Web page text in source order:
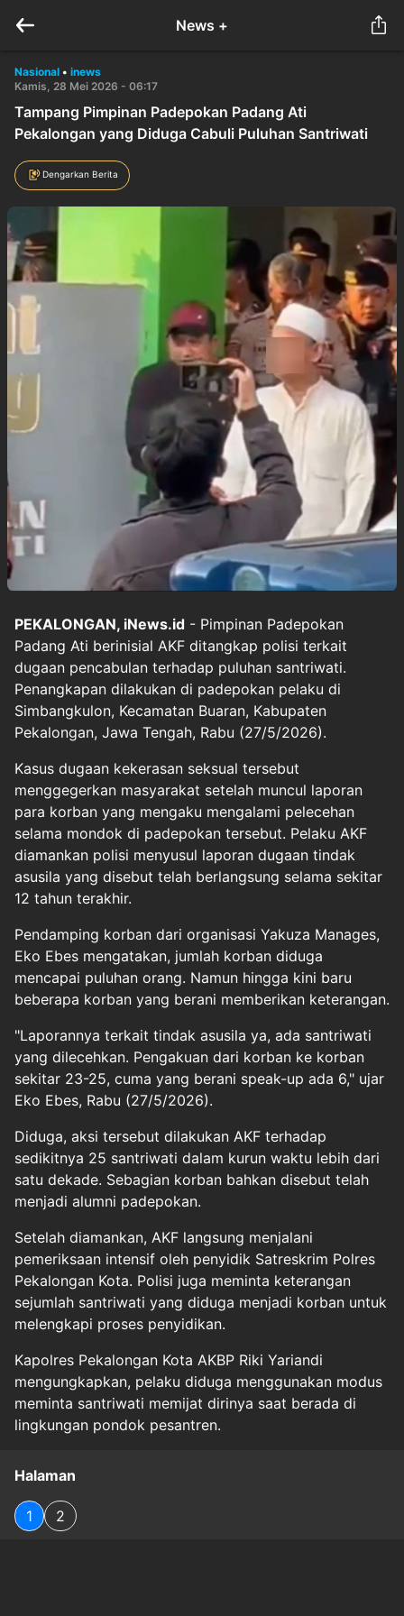
News +
Nasional • inews
Kamis, 28 Mei 2026 - 06:17
Tampang Pimpinan Padepokan Padang Ati
Pekalongan yang Diduga Cabuli Puluhan Santriwati
Dengarkan Berita
PEKALONGAN, iNews.id - Pimpinan Padepokan
Padang Ati berinisial AKF ditangkap polisi terkait
dugaan pencabulan terhadap puluhan santriwati.
Penangkapan dilakukan di padepokan pelaku di
Simbangkulon, Kecamatan Buaran, Kabupaten
Pekalongan, Jawa Tengah, Rabu (27/5/2026).
Kasus dugaan kekerasan seksual tersebut
menggegerkan masyarakat setelah muncul laporan
para korban yang mengaku mengalami pelecehan
selama mondok di padepokan tersebut. Pelaku AKF
diamankan polisi menyusul laporan dugaan tindak
asusila yang disebut telah berlangsung selama sekitar
12 tahun terakhir.
Pendamping korban dari organisasi Yakuza Manages,
Eko Ebes mengatakan, jumlah korban diduga
mencapai puluhan orang. Namun hingga kini baru
beberapa korban yang berani memberikan keterangan.
"Laporannya terkait tindak asusila ya, ada santriwati
yang dilecehkan. Pengakuan dari korban ke korban
sekitar 23-25, cuma yang berani speak-up ada 6," ujar
Eko Ebes, Rabu (27/5/2026).
Diduga, aksi tersebut dilakukan AKF terhadap
sedikitnya 25 santriwati dalam kurun waktu lebih dari
satu dekade. Sebagian korban bahkan disebut telah
menjadi alumni padepokan.
Setelah diamankan, AKF langsung menjalani
pemeriksaan intensif oleh penyidik Satreskrim Polres
Pekalongan Kota. Polisi juga meminta keterangan
sejumlah santriwati yang diduga menjadi korban untuk
melengkapi proses penyidikan.
Kapolres Pekalongan Kota AKBP Riki Yariandi
mengungkapkan, pelaku diduga menggunakan modus
meminta santriwati memijat dirinya saat berada di
lingkungan pondok pesantren.
Halaman
1 2